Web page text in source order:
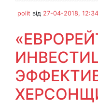
polit від 27-04-2018, 12:34